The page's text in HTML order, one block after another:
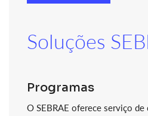
Soluções
Programas
O SEBRAE oferece serviço de